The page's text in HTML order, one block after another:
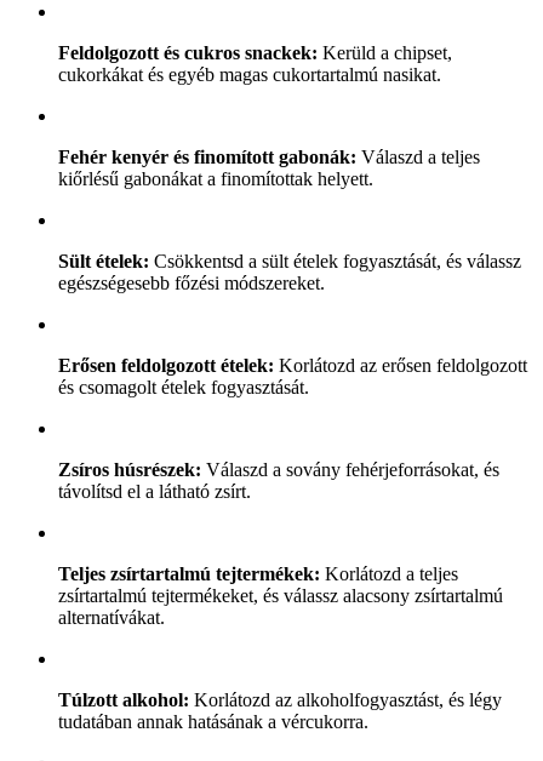
Feldolgozott és cukros snackek: Kerüld a chipset,
cukorkákat és egyéb magas cukortartalmú nasikat.
Fehér kenyér és finomított gabonák: Válaszd a teljes
kiőrlésű gabonákat a finomítottak helyett.
Sült ételek: Csökkentsd a sült ételek fogyasztását, és válassz
egészségesebb főzési módszereket.
Erősen feldolgozott ételek: Korlátozd az erősen feldolgozott
és csomagolt ételek fogyasztását.
Zsíros húsrészek: Válaszd a sovány fehérjeforrásokat, és
távolítsd el a látható zsírt.
Teljes zsírtartalmú tejtermékek: Korlátozd a teljes
zsírtartalmú tejtermékeket, és válassz alacsony zsírtartalmú
alternatívákat.
Túlzott alkohol: Korlátozd az alkoholfogyasztást, és légy
tudatában annak hatásának a vércukorra.